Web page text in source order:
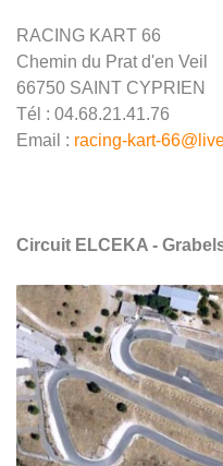
RACING KART 66
Chemin du Prat d'en Veil
66750 SAINT CYPRIEN
Tél : 04.68.21.41.76
Email : racing-kart-
Circuit ELCEKA -